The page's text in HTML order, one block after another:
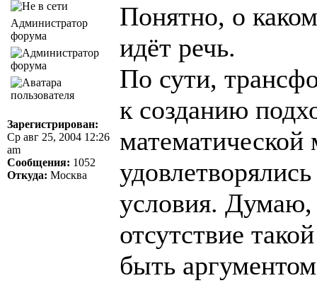
Администратор
форума
Зарегистрирован:
Ср авг 25, 2004 12:26
am
Сообщения: 1052
Откуда: Москва
Понятно, о
идёт речь.
По сути,
к созданию
условия. Думаю,
отсутствие
быть